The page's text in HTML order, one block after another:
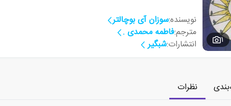
1
نویسنده:سوزان آی بوچالتر
مترجم:فاطمه محمدی .
انتشارات:شبگیر
نظرات